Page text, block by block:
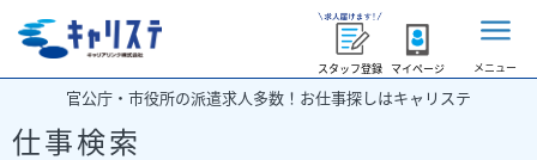
スタッフ登録 マイページ メニュー
官公庁・市役所の派遣求人多数！お仕事探しはキャリステ
仕事検索